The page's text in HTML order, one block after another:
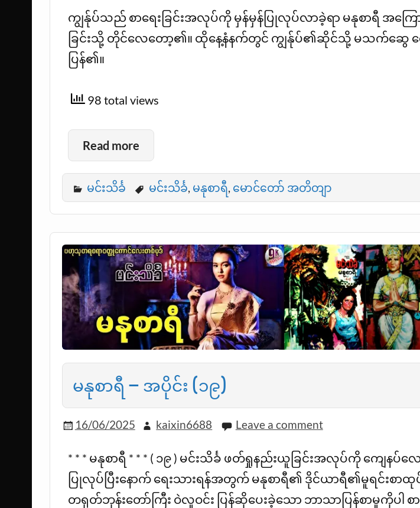
ကျွန်ုပ်သည် စာရေးခြင်းအလုပ်ကို မှန်မှန်ပြုလုပ်လာခဲ့ရာ မနုစာရီ အကြေ
ခြင်းသို့ တိုင်လေတော့၏။ ထိုနေ့နံနက်တွင် ကျွန်ုပ်၏ဆိုင်သို့ မသက်ဆွေ
ပြန်၏။
98 total views
Read more
မင်းသိင်္ခ မင်းသိင်္ခ, မနုစာရီ, မောင်တော် အတိတျာ
မနုစာရီ – အပိုင်း (၁၉)
16/06/2025 kaixin6688 Leave a comment
* * * မနုစာရီ * * * ( ၁၉ ) မင်းသိင်္ခ ဖတ်ရှုနည်းယူခြင်းအလုပ်ကို ကျေ
ပြုလုပ်ပြီးနောက် ရေးသားရန်အတွက် မနုစာရီ၏ ဒိုင်ယာရီ၏မူရင်းစာထု
တရုတ်ဘုန်းတော်ကြီး ဝဲလူဝင်း ပြန်ဆိုပေးခဲ့သော ဘာသာပြန်စာမူကိုပါ စာ